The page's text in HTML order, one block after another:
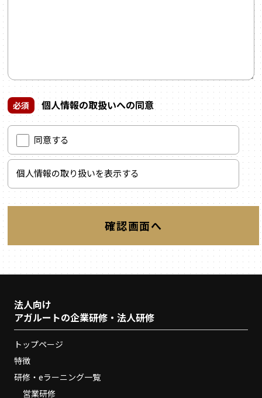
必須 個人情報の取扱いへの同意
同意する
個人情報の取り扱いを表示する
法人向け
アガルートの企業研修・法人研修
トップページ
特徴
研修・eラーニング一覧
営業研修